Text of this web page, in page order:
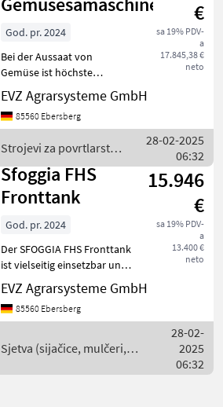
€
sa 19% PDV-
a
17.845,38 €
neto
God. pr. 2024
Bei der Aussaat von
Gemüse ist höchste
Präzision gefragt. Mit der
CALIBRA EVO aus dem
Hause SFOGGIA erhält der
jahrzehntelanger Erfahrung
im B
EVZ Agrarsysteme GmbH
85560 Ebersberg
Strojevi za povrtlarstvo
/ Sfoggia
28-02-2025
06:32
Sfoggia FHS
Fronttank
15.946
€
sa 19% PDV-
a
13.400 €
neto
God. pr. 2024
Der SFOGGIA FHS Fronttank
ist vielseitig einsetzbar und
kann sowohl als Dünger-,
sowie auch als Saatguttank
verwendet werden. Durch
Bauweise,
EVZ Agrarsysteme GmbH
85560 Ebersberg
Sjetva (sijačice, mulčeri,
Sfoggia
28-02-
2025
06:32